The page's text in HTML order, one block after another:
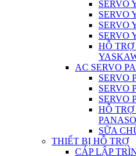
SERVO
SERVO
SERVO
SERVO
HỖ
AC SERVO
SERVO
SERVO
SERVO
HỖ
SỮA
THIẾT BỊ HỖ TRỢ
CÁP LẬP